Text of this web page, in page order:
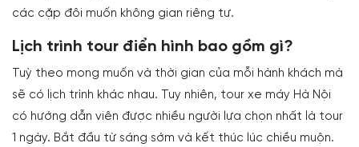
các cặp đôi muốn không gian riêng tư.
Lịch trình tour điển hình bao gồm gì?
Tuỳ theo mong muốn và thời gian của mỗi hành khách mà
sẽ có lịch trình khác nhau. Tuy nhiên, tour xe máy Hà Nội
có hướng dẫn viên được nhiều người lựa chọn nhất là tour
1 ngày. Bắt đầu từ sáng sớm và kết thúc lúc chiều muộn.